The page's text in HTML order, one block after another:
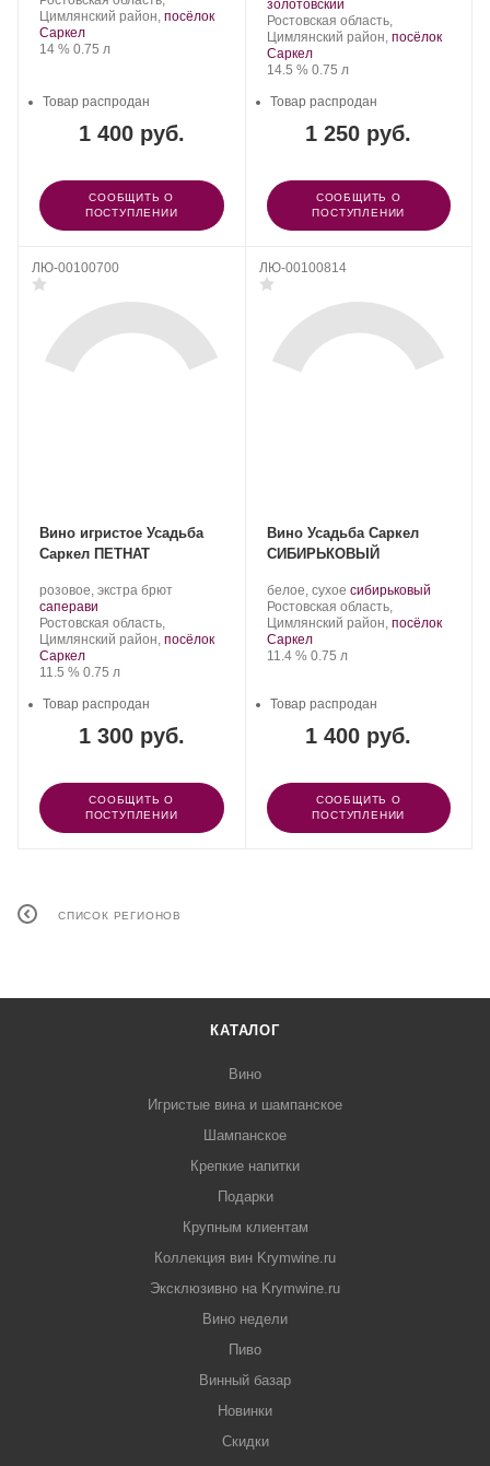
Цимлянский район, посёлок
Саркел
Крепость
14 %. Объем
0.75 л
1 400 руб.
Товар распродан
СООБЩИТЬ О
ПОСТУПЛЕНИИ
Усадьба
Саркел.
винограда:
золотовский.
Регион:
Ростовская область,
Цимлянский район, посёлок
Саркел
Крепость
14.5 %. Объем
0.75 л
1 250 руб.
Товар распродан
СООБЩИТЬ О
ПОСТУПЛЕНИИ
ЛЮ-00100700
Вино игристое Усадьба
Саркел ПЕТНАТ
Производитель:
Усадьба
Саркел.
розовое, экстра брют.
саперави
Регион:
Ростовская область,
Цимлянский район, посёлок
Саркел
Крепость
11.5 %. Объем
0.75 л
1 300 руб.
Товар распродан
СООБЩИТЬ О
ПОСТУПЛЕНИИ
ЛЮ-00100814
Вино Усадьба Саркел
СИБИРЬКОВЫЙ
Производитель:
Усадьба
Саркел.
белое, сухое .
Сорт
винограда:
сибирьковый.
Регион:
Ростовская область,
Цимлянский район, посёлок
Саркел
Крепость
11.4 %. Объем
0.75 л
1 400 руб.
Товар распродан
СООБЩИТЬ О
ПОСТУПЛЕНИИ
СПИСОК РЕГИОНОВ
КАТАЛОГ
Вино
Игристые вина и шампанское
Шампанское
Крепкие напитки
Подарки
Крупным клиентам
Коллекция вин Krymwine.ru
Эксклюзивно на Krymwine.ru
Вино недели
Пиво
Винный базар
Новинки
Скидки